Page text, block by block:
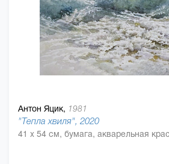
Антон Яцик, 1981
"Тепла хвиля", 2020
41 x 54 см, бумага, акварельная